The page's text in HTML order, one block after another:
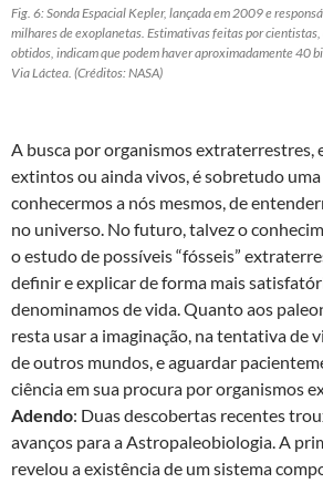
Fig. 6: Sonda Espacial Kepler, lançada em 2009 e
milhares de exoplanetas. Estimativas feitas por cientistas,
obtidos, indicam que podem haver aproximadamente 40
Via Láctea. (Créditos: NASA)
A busca por organismos extraterrestres,
extintos ou ainda vivos, é sobretudo
conhecermos a nós mesmos, de
no universo. No futuro, talvez o
o estudo de possíveis “fósseis”
definir e explicar de forma mais
denominamos de vida. Quanto aos
resta usar a imaginação, na tentativa de
de outros mundos, e aguardar
ciência em sua procura por organismos
Adendo: Duas descobertas recentes
avanços para a Astropaleobiologia. A
revelou a existência de um sistema